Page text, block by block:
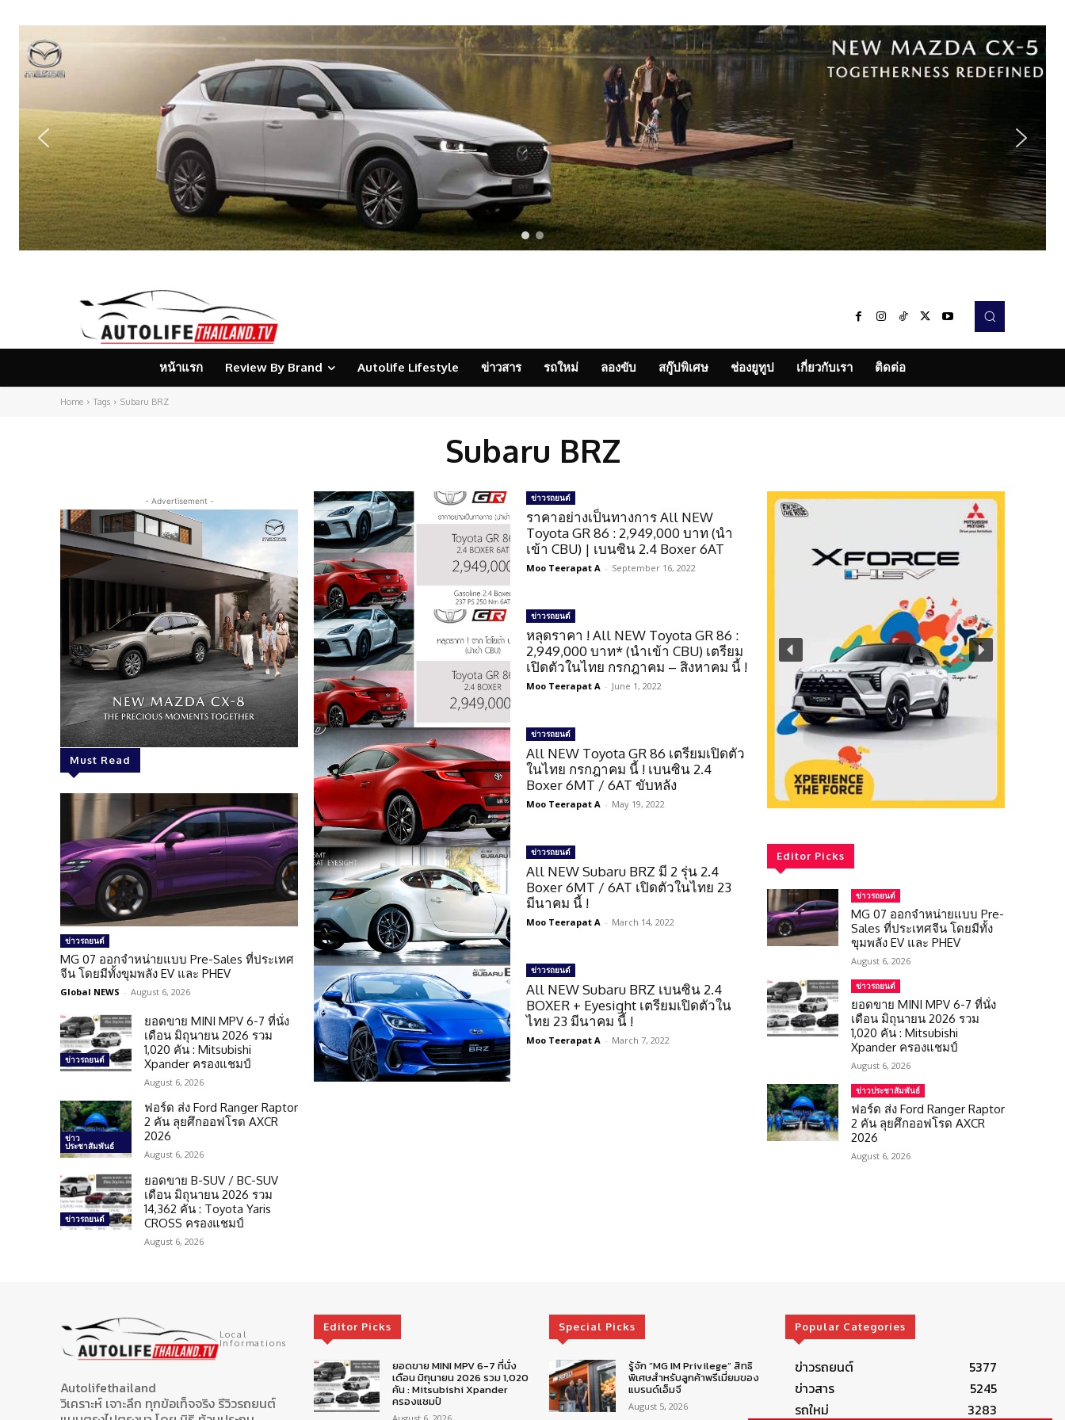
หน้าแรก Review By Brand Autolife Lifestyle ข่าวสาร รถใหม่ ลองขับ สกู๊ปพิเศษ ช่องยูทูป เกี่ยวกับเรา ติดต่อ
Home Tags Subaru BRZ
Subaru BRZ
- Advertisement -
Must Read
ข่าวรถยนต์
MG 07 ออกจำหน่ายแบบ Pre-Sales ที่ประเทศ
จีน โดยมีทั้งขุมพลัง EV และ PHEV
Global NEWS - August 6, 2026
ข่าวรถยนต์
ยอดขาย MINI MPV 6-7 ที่นั่ง
เดือน มิถุนายน 2026 รวม
1,020 คัน : Mitsubishi
Xpander ครองแชมป์
August 6, 2026
ข่าว
ประชาสัมพันธ์
ฟอร์ด ส่ง Ford Ranger Raptor
2 คัน ลุยศึกออฟโรด AXCR
2026
August 6, 2026
ข่าวรถยนต์
ยอดขาย B-SUV / BC-SUV
เดือน มิถุนายน 2026 รวม
14,362 คัน : Toyota Yaris
CROSS ครองแชมป์
August 6, 2026
ข่าวรถยนต์
ราคาอย่างเป็นทางการ All NEW
Toyota GR 86 : 2,949,000 บาท (นำ
เข้า CBU) | เบนซิน 2.4 Boxer 6AT
Moo Teerapat A - September 16, 2022
ข่าวรถยนต์
หลุดราคา ! All NEW Toyota GR 86 :
2,949,000 บาท* (นำเข้า CBU) เตรียม
เปิดตัวในไทย กรกฎาคม – สิงหาคม นี้ !
Moo Teerapat A - June 1, 2022
ข่าวรถยนต์
All NEW Toyota GR 86 เตรียมเปิดตัว
ในไทย กรกฎาคม นี้ ! เบนซิน 2.4
Boxer 6MT / 6AT ขับหลัง
Moo Teerapat A - May 19, 2022
ข่าวรถยนต์
All NEW Subaru BRZ มี 2 รุ่น 2.4
Boxer 6MT / 6AT เปิดตัวในไทย 23
มีนาคม นี้ !
Moo Teerapat A - March 14, 2022
ข่าวรถยนต์
All NEW Subaru BRZ เบนซิน 2.4
BOXER + Eyesight เตรียมเปิดตัวใน
ไทย 23 มีนาคม นี้ !
Moo Teerapat A - March 7, 2022
Editor Picks
ข่าวรถยนต์
MG 07 ออกจำหน่ายแบบ Pre-
Sales ที่ประเทศจีน โดยมีทั้ง
ขุมพลัง EV และ PHEV
August 6, 2026
ข่าวรถยนต์
ยอดขาย MINI MPV 6-7 ที่นั่ง
เดือน มิถุนายน 2026 รวม
1,020 คัน : Mitsubishi
Xpander ครองแชมป์
August 6, 2026
ข่าวประชาสัมพันธ์
ฟอร์ด ส่ง Ford Ranger Raptor
2 คัน ลุยศึกออฟโรด AXCR
2026
August 6, 2026
Local
Informations
Autolifethailand
วิเคราะห์ เจาะลึก ทุกข้อเท็จจริง รีวิวรถยนต์
Editor Picks
ยอดขาย MINI MPV 6-7 ที่นั่ง
เดือน มิถุนายน 2026 รวม 1,020
คัน : Mitsubishi Xpander
ครองแชมป์
August 6, 2026
Special Picks
รู้จัก “MG IM Privilege” สิทธิ
พิเศษสำหรับลูกค้าพรีเมี่ยมของ
แบรนด์เอ็มจี
August 5, 2026
Popular Categories
ข่าวรถยนต์
5377
ข่าวสาร
5245
รถใหม่
3283